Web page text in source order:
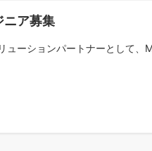
ニア募集
ューションパートナーとして、